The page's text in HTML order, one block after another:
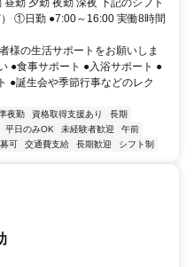
勤 夕勤 夜勤 深夜 下記のシフト
①日勤 ●7:00～16:00 実働8時間
様の生活サポートをお願いしま
●食事サポート ●入浴サポート ●
●誕生会や季節行事などのレク
夜勤 資格取得支援あり
長期
平日のみOK 未経験者歓迎
午前
可 交通費支給 長期歓迎 シフト制